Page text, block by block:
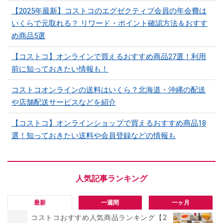
【2025年最新】コストコのエグゼクティブ会員の年会費は
いくらで元取れる？ リワード・ポイント確認方法＆おすす
め商品5選
【コストコ】オンラインで買えるおすすめ商品27選！利用
前に知っておきたい情報も！
コストコオンラインの送料はいくら？北海道・沖縄の配送
や店舗配送サービスなどを紹介
【コストコ】オンラインショップで買えるおすすめ商品18
選！知っておきたい送料や会員登録などの情報も
最新 一週間 一ヶ月
コストコおすすめ人気商品ランキング【2